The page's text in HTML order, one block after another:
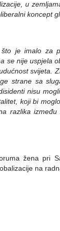
u
koncept
je imalo za
se nije uspjela
svijeta.
strane sa
nisu
koji bi
razlika
žena pri
na